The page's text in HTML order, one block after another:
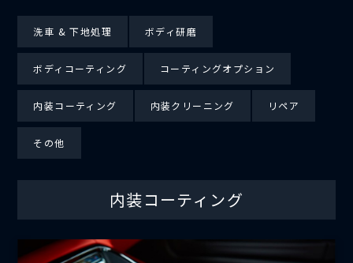
洗車 & 下地処理 ボディ研磨
ボディコーティング コーティングオプション
内装コーティング 内装クリーニング リペア
その他
内装コーティング